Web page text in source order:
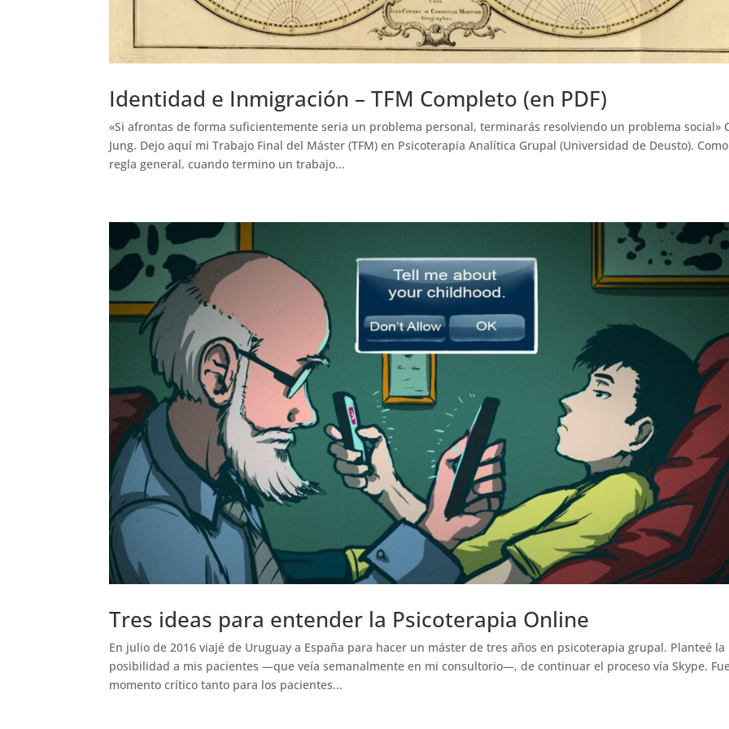
Identidad e Inmigración – TFM Completo (en PDF)
«Si afrontas de forma suficientemente seria un problema personal, terminarás resolviendo un problema social»
Jung. Dejo aquí mi Trabajo Final del Máster (TFM) en Psicoterapia Analítica Grupal (Universidad de Deusto). Como
regla general, cuando termino un trabajo...
Tres ideas para entender la Psicoterapia Online
En julio de 2016 viajé de Uruguay a España para hacer un máster de tres años en psicoterapia grupal. Planteé la
posibilidad a mis pacientes —que veía semanalmente en mi consultorio—, de continuar el proceso vía Skype.
momento crítico tanto para los pacientes...